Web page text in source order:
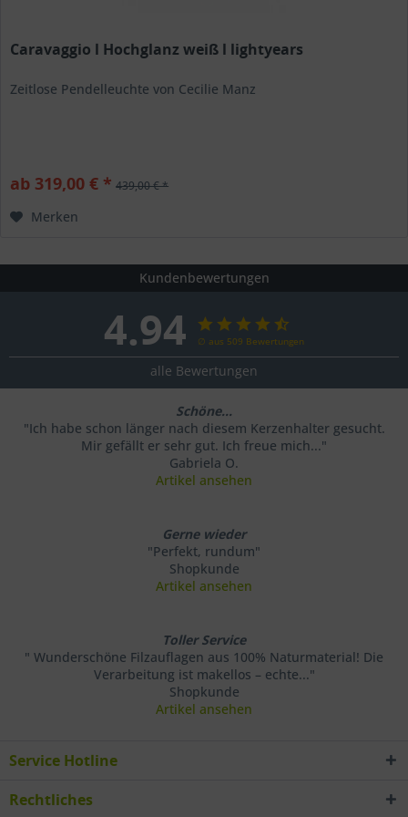
Caravaggio l Hochglanz weiß l lightyears
Zeitlose Pendelleuchte von Cecilie Manz
ab 319,00 € * 439,00 € *
Merken
Kundenbewertungen
4.94 ∅ aus 509 Bewertungen
alle Bewertungen
Schöne...
"Ich habe schon länger nach diesem Kerzenhalter gesucht.
Mir gefällt er sehr gut. Ich freue mich..."
Gabriela O.
Artikel ansehen
Gerne wieder
"Perfekt, rundum"
Shopkunde
Artikel ansehen
Toller Service
" Wunderschöne Filzauflagen aus 100% Naturmaterial! Die
Verarbeitung ist makellos – echte..."
Shopkunde
Artikel ansehen
Service Hotline
Rechtliches